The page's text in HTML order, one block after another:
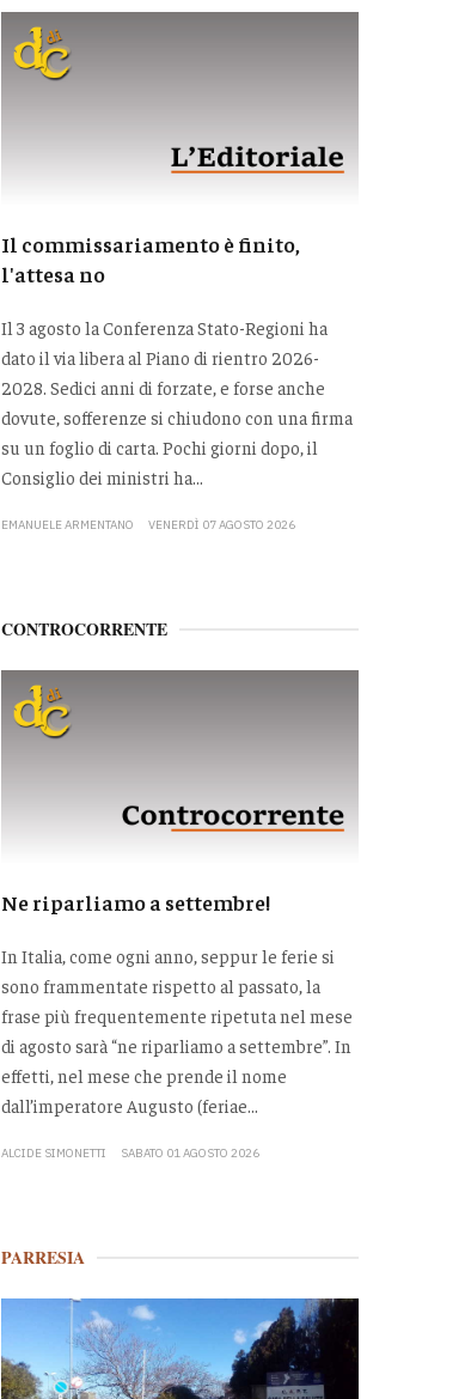
Il commissariamento è finito,
l'attesa no
Il 3 agosto la Conferenza Stato-Regioni ha
dato il via libera al Piano di rientro 2026-
2028. Sedici anni di forzate, e forse anche
dovute, sofferenze si chiudono con una firma
su un foglio di carta. Pochi giorni dopo, il
Consiglio dei ministri ha...
EMANUELE ARMENTANO VENERDÌ 07 AGOSTO 2026
CONTROCORRENTE
Ne riparliamo a settembre!
In Italia, come ogni anno, seppur le ferie si
sono frammentate rispetto al passato, la
frase più frequentemente ripetuta nel mese
di agosto sarà “ne riparliamo a settembre”. In
effetti, nel mese che prende il nome
dall’imperatore Augusto (feriae...
ALCIDE SIMONETTI SABATO 01 AGOSTO 2026
PARRESIA